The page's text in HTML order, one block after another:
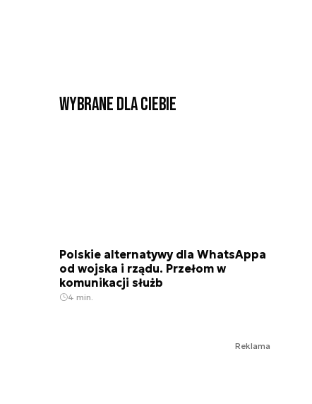
Wybrane dla Ciebie
Polskie alternatywy dla WhatsAppa
od wojska i rządu. Przełom w
komunikacji służb
4 min.
Reklama